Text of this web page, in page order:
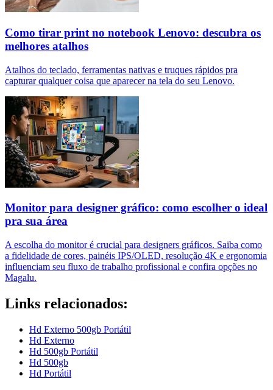
Como tirar print no notebook Lenovo: descubra os
melhores atalhos
Atalhos do teclado, ferramentas nativas e truques rápidos pra
capturar qualquer coisa que aparecer na tela do seu Lenovo.
Monitor para designer gráfico: como escolher o ideal
pra sua área
A escolha do monitor é crucial para designers gráficos. Saiba como
a fidelidade de cores, painéis IPS/OLED, resolução 4K e ergonomia
influenciam seu fluxo de trabalho profissional e confira opções no
Magalu.
Links relacionados:
Hd Externo 500gb Portátil
Hd Externo
Hd 500gb Portátil
Hd 500gb
Hd Portátil